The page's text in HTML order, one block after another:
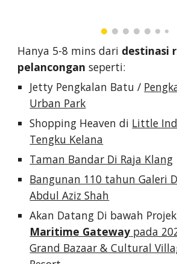
Hanya 5-8 mins dari destinasi
pelancongan seperti:
Jetty Pengkalan Batu /
Urban Park
Shopping Heaven di Little
Tengku Kelana
Taman Bandar Di Raja Klang
Bangunan 110 tahun Galeri
Abdul Aziz Shah
Akan Datang Di bawah Projek
Maritime Gateway pada
Grand Bazaar & Cultural